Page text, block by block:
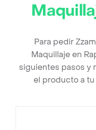
Para pedir
Maquillaje en
siguientes pasos y
el producto a